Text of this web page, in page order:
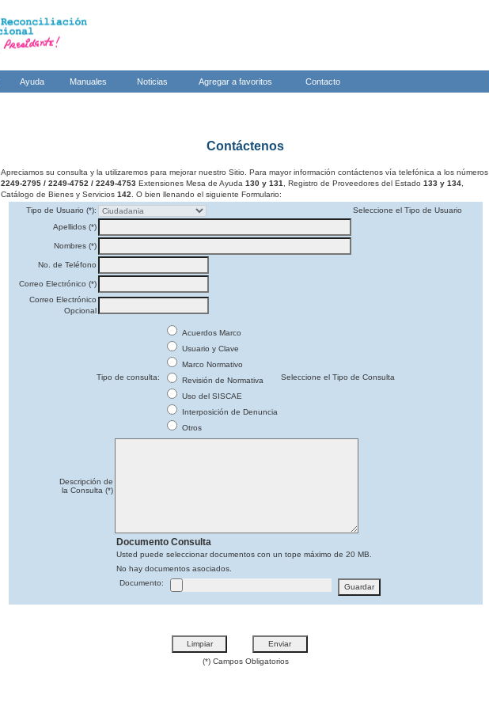
Ayuda Manuales Noticias Agregar a favoritos Contacto
Contáctenos
Apreciamos su consulta y la utilizaremos para mejorar nuestro Sitio. Para mayor información contáctenos vía telefónica a los números
2249-2795 / 2249-4752 / 2249-4753Extensiones Mesa de Ayuda 130 y 131 , Registro de Proveedores del Estado 133 y 134,
Catálogo de Bienes y Servicios 142 . O bien llenando el siguiente Formulario:
Tipo de Usuario (*):
Seleccione el Tipo de Usuario
Apellidos (*)
Nombres (*)
No. de Teléfono
Correo Electrónico (*)
Correo Electrónico
Opcional
Tipo de consulta:
Acuerdos Marco
Usuario y Clave
Marco Normativo
Revisión de Normativa
Uso del SISCAE
Interposición de Denuncia
Otros
Seleccione el Tipo de Consulta
Descripción de
la Consulta (*)
Documento Consulta
Usted puede seleccionar documentos con un tope máximo de 20 MB.
No hay documentos asociados.
Documento:
(*) Campos Obligatorios